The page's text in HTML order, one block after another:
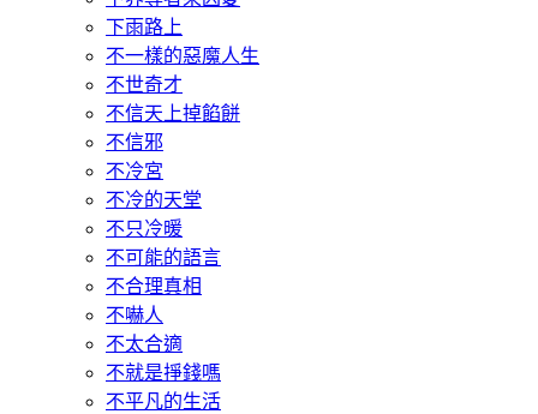
下雨路上
不一樣的惡魔人生
不世奇才
不信天上掉餡餅
不信邪
不冷宮
不冷的天堂
不只冷暖
不可能的語言
不合理真相
不嚇人
不太合適
不就是掙錢嗎
不平凡的生活